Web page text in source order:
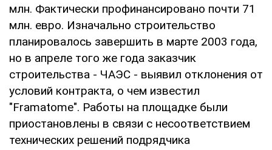
млн. Фактически профинансировано почти 71
млн. евро. Изначально строительство
планировалось завершить в марте 2003 года,
но в апреле того же года заказчик
строительства - ЧАЭС - выявил отклонения от
условий контракта, о чем известил
"Framatome". Работы на площадке были
приостановлены в связи с несоответствием
технических решений подрядчика